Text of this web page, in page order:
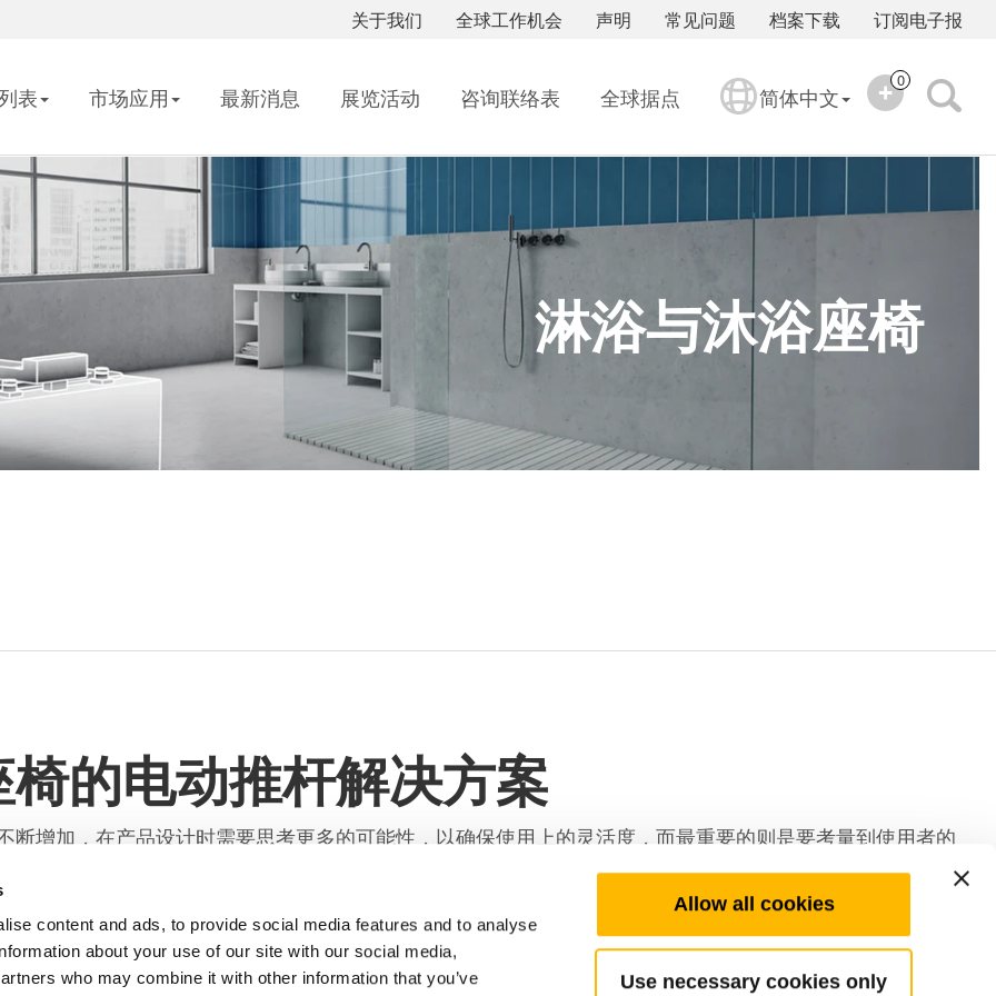
content and ads, to provide social media features and to analyse
about your use of our site with our social media,
who may combine it with other information that you’ve
Allow all cookies
Use necessary cookies only
订阅电子报
档案下载
常见问题
声明
全球工作机会
关于我们
表 市场应用 最新消息 展览活动 咨询联络表 全球据点 简体中文
0
淋浴与沐浴座椅
的电动推杆解决方案
增加，在产品设计时需要思考更多的可能性，以确保使用上的灵活度，而最重要的则是要考量到使用者的
效处理一定重量且不易平衡的升降工作，帮助改善照护者的工作环境，进而提高照护效率与品质。
使用者能轻松调整座椅的各个部分，包括椅子高度、头枕、靠背及腿托，无论是独立还是同步调节，都能
优势：